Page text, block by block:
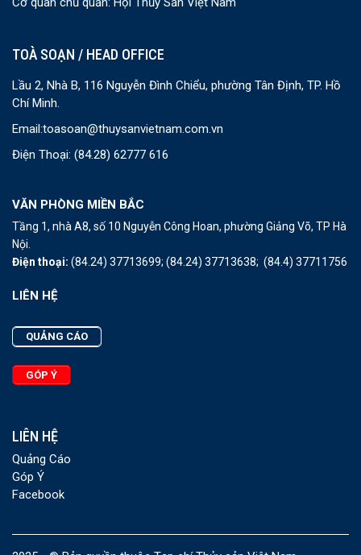
TOÀ SOẠN / HEAD OFFICE
Lầu 2, Nhà B, 116 Nguyễn Đình Chiểu, phường Tân Định, TP. Hồ
Chí Minh.
Email:toasoan@thuysanvietnam.com.vn
Điện Thoại: (84.28) 62777 616
VĂN PHÒNG MIỀN BẮC
Tầng 1, nhà A8, số 10 Nguyễn Công Hoan, phường Giảng Võ, TP Hà
Nội.
Điện thoại: (84.24) 37713699; (84.24) 37713638; (84.4) 37711756
LIÊN HỆ
QUẢNG CÁO
GÓP Ý
LIÊN HỆ
Quảng Cáo
Góp Ý
Facebook